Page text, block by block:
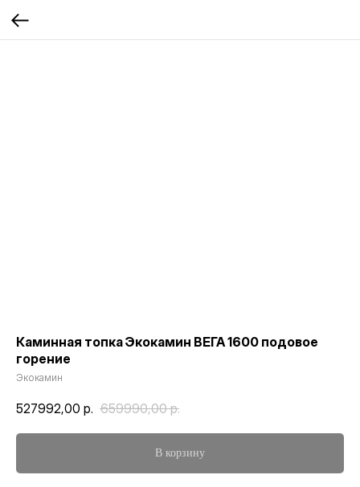
Каминная топка Экокамин ВЕГА 1600 подовое
горение
Экокамин
527992,00 р. 659990,00 р.
В корзину